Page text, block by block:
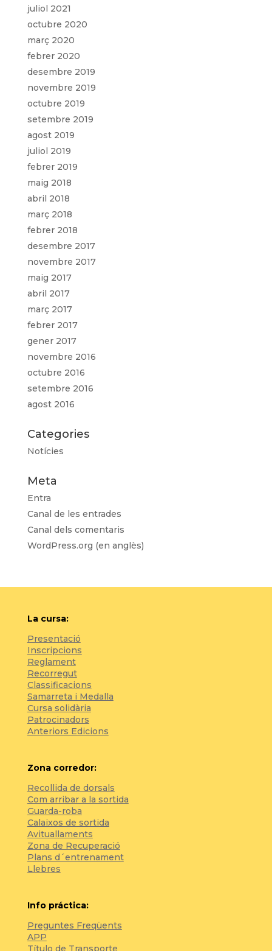
juliol 2021
octubre 2020
març 2020
febrer 2020
desembre 2019
novembre 2019
octubre 2019
setembre 2019
agost 2019
juliol 2019
febrer 2019
maig 2018
abril 2018
març 2018
febrer 2018
desembre 2017
novembre 2017
maig 2017
abril 2017
març 2017
febrer 2017
gener 2017
novembre 2016
octubre 2016
setembre 2016
agost 2016
Categories
Notícies
Meta
Entra
Canal de les entrades
Canal dels comentaris
WordPress.org (en anglès)
La cursa:
Presentació
Inscripcions
Reglament
Recorregut
Classificacions
Samarreta i Medalla
Cursa solidària
Patrocinadors
Anteriors Edicions
Zona corredor:
Recollida de dorsals
Com arribar a la sortida
Guarda-roba
Calaixos de sortida
Avituallaments
Zona de Recuperació
Plans d´entrenament
Llebres
Info práctica:
Preguntes Freqüents
APP
Título de Transporte